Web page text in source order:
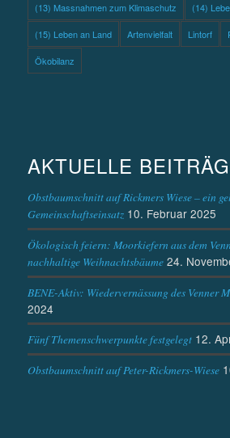
(13) Massnahmen zum Klimaschutz (14)
(15) Leben an Land Artenvielfalt Lintorf
Ökobilanz
AKTUELLE
Obstbaumschnitt auf Rickmers Wiese – ein
Gemeinschaftseinsatz 10. Februar 2025
Ökologisch feiern: Moorkiefern aus dem
nachhaltige Weihnachtsbäume 24.
BENE-Aktiv: Wiedervernässung des Venner
2024
Fünf Themenschwerpunkte festgelegt 12.
Obstbaumschnitt auf Peter-Rickmers-Wiese